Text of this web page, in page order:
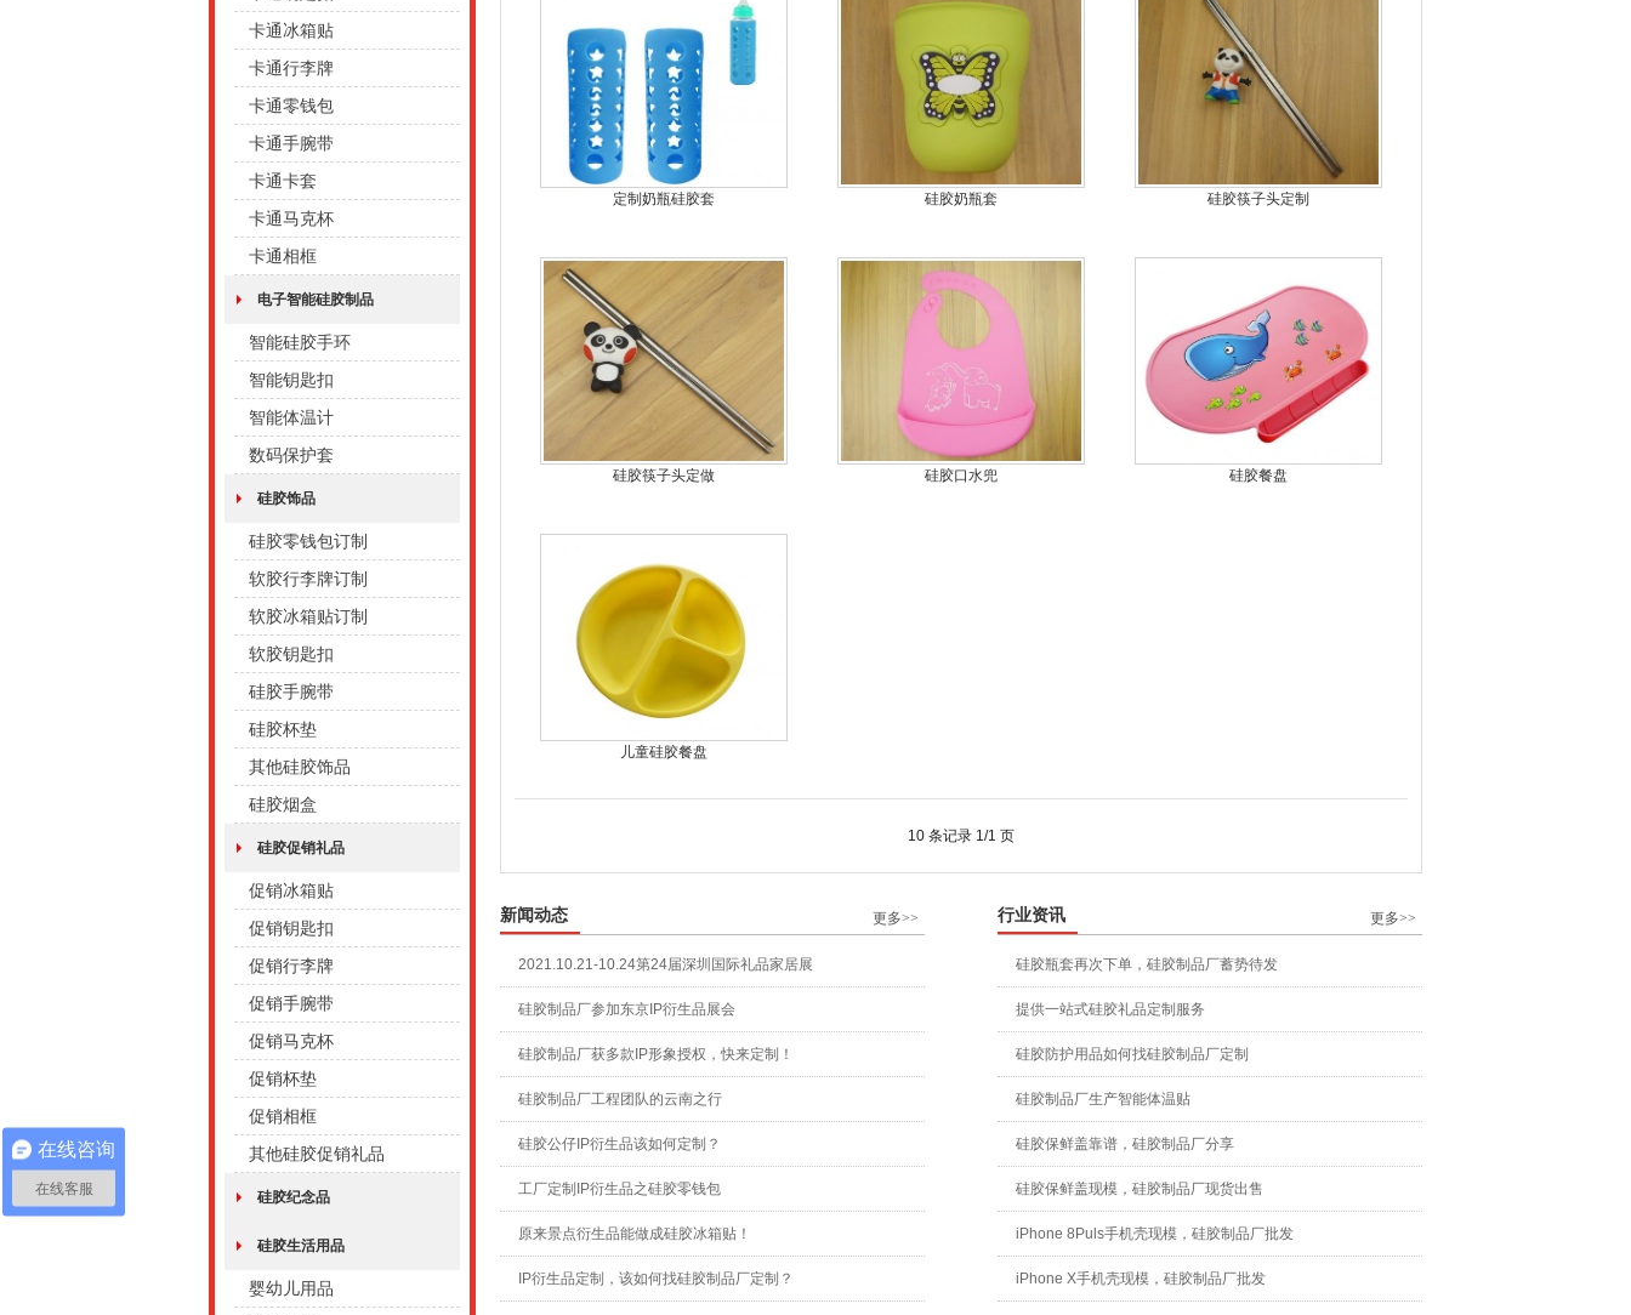
卡通冰箱贴
卡通行李牌
卡通零钱包
卡通手腕带
卡通卡套
卡通马克杯
卡通相框
电子智能硅胶制品
智能硅胶手环
智能钥匙扣
智能体温计
数码保护套
硅胶饰品
硅胶零钱包订制
软胶行李牌订制
软胶冰箱贴订制
软胶钥匙扣
硅胶手腕带
硅胶杯垫
其他硅胶饰品
硅胶烟盒
硅胶促销礼品
促销冰箱贴
促销钥匙扣
促销行李牌
促销手腕带
促销马克杯
促销杯垫
促销相框
其他硅胶促销礼品
硅胶纪念品
硅胶生活用品
婴幼儿用品
定制奶瓶硅胶套 硅胶奶瓶套 硅胶筷子头定制
硅胶筷子头定做 硅胶口水兜 硅胶餐盘
儿童硅胶餐盘
10 条记录 1/1 页
新闻动态 更多>>
2021.10.21-10.24第24届深圳国际礼品家居展
硅胶制品厂参加东京IP衍生品展会
硅胶制品厂获多款IP形象授权，快来定制！
硅胶制品厂工程团队的云南之行
硅胶公仔IP衍生品该如何定制？
工厂定制IP衍生品之硅胶零钱包
原来景点衍生品能做成硅胶冰箱贴！
IP衍生品定制，该如何找硅胶制品厂定制？
行业资讯 更多>>
硅胶瓶套再次下单，硅胶制品厂蓄势待发
提供一站式硅胶礼品定制服务
硅胶防护用品如何找硅胶制品厂定制
硅胶制品厂生产智能体温贴
硅胶保鲜盖靠谱，硅胶制品厂分享
硅胶保鲜盖现模，硅胶制品厂现货出售
iPhone 8Puls手机壳现模，硅胶制品厂批发
iPhone X手机壳现模，硅胶制品厂批发
在线咨询
在线客服